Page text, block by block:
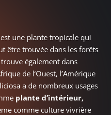
une plante tropicale qui
être trouvée dans les forêts
également dans
de l’Ouest, l’Amérique
a de nombreux usages
plante d’intérieur,
comme culture vivrière